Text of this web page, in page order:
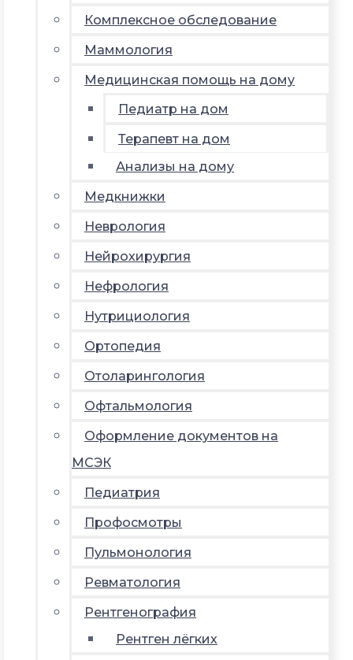
Комплексное обследование
Маммология
Медицинская помощь на дому
Педиатр на дом
Терапевт на дом
Анализы на дому
Медкнижки
Неврология
Нейрохирургия
Нефрология
Нутрициология
Ортопедия
Отоларингология
Офтальмология
Оформление документов на
МСЭК
Педиатрия
Профосмотры
Пульмонология
Ревматология
Рентгенография
Рентген лёгких